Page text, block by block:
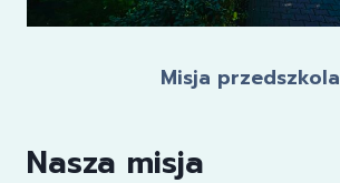
Misja przedszkola
Nasza misja